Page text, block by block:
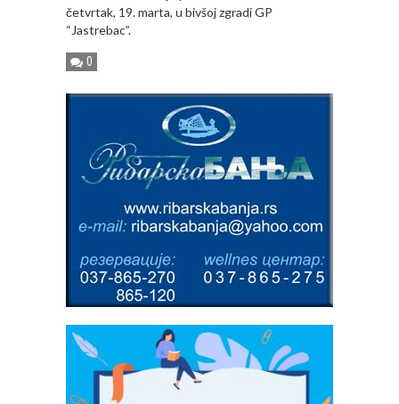
četvrtak, 19. marta, u bivšoj zgradi GP
“Jastrebac”.
0